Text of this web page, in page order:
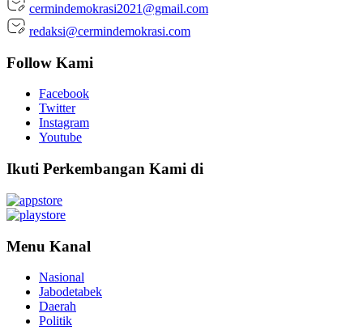
cermindemokrasi2021@gmail.com
redaksi@cermindemokrasi.com
Follow Kami
Facebook
Twitter
Instagram
Youtube
Ikuti Perkembangan Kami di
Menu Kanal
Nasional
Jabodetabek
Daerah
Politik